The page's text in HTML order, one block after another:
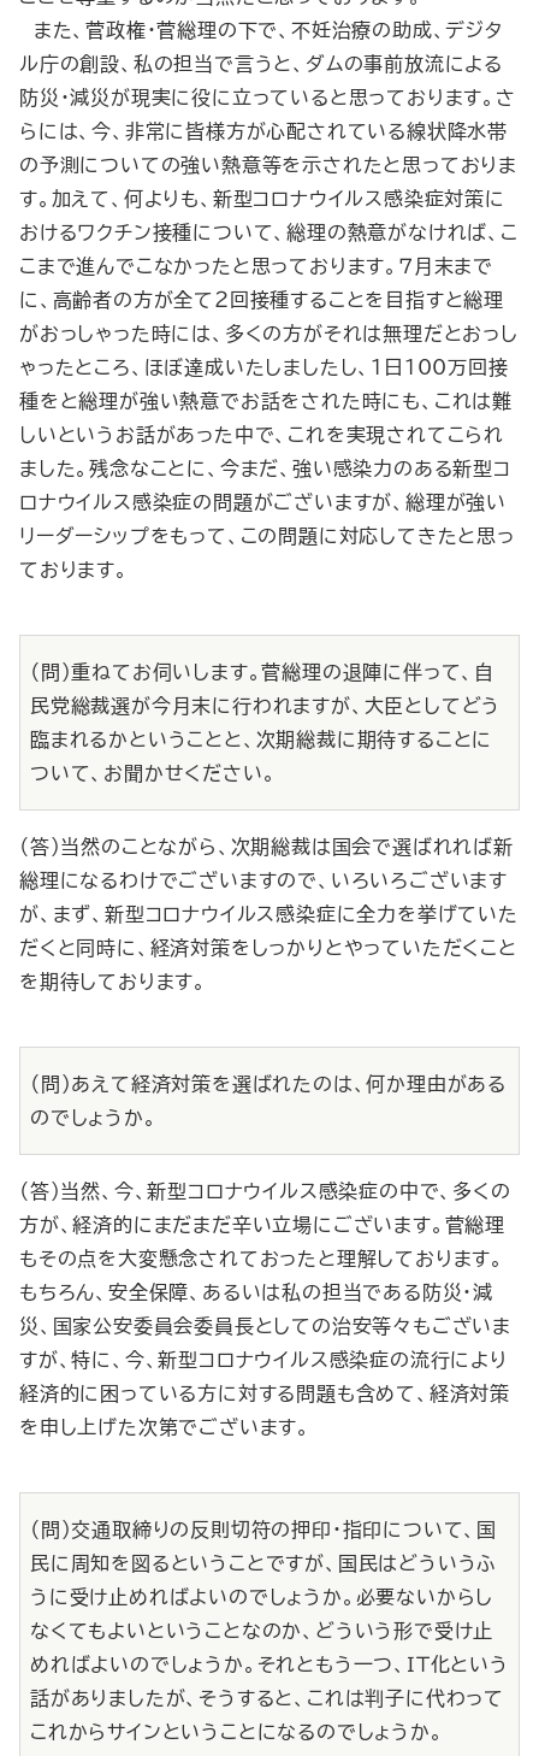
また、菅政権・菅総理の下で、不妊治療の助成、デジタ
ル庁の創設、私の担当で言うと、ダムの事前放流による
防災・減災が現実に役に立っていると思っております。さ
らには、今、非常に皆様方が心配されている線状降水帯
の予測についての強い熱意等を示されたと思っておりま
す。加えて、何よりも、新型コロナウイルス感染症対策に
おけるワクチン接種について、総理の熱意がなければ、こ
こまで進んでこなかったと思っております。７月末まで
に、高齢者の方が全て２回接種することを目指すと総理
がおっしゃった時には、多くの方がそれは無理だとおっし
ゃったところ、ほぼ達成いたしましたし、１日100万回接
種をと総理が強い熱意でお話をされた時にも、これは難
しいというお話があった中で、これを実現されてこられ
ました。残念なことに、今まだ、強い感染力のある新型コ
ロナウイルス感染症の問題がございますが、総理が強い
リーダーシップをもって、この問題に対応してきたと思っ
ております。
（問）重ねてお伺いします。菅総理の退陣に伴って、自
民党総裁選が今月末に行われますが、大臣としてどう
臨まれるかということと、次期総裁に期待することに
ついて、お聞かせください。
（答）当然のことながら、次期総裁は国会で選ばれれば新
総理になるわけでございますので、いろいろございます
が、まず、新型コロナウイルス感染症に全力を挙げていた
だくと同時に、経済対策をしっかりとやっていただくこと
を期待しております。
（問）あえて経済対策を選ばれたのは、何か理由がある
のでしょうか。
（答）当然、今、新型コロナウイルス感染症の中で、多くの
方が、経済的にまだまだ辛い立場にございます。菅総理
もその点を大変懸念されておったと理解しております。
もちろん、安全保障、あるいは私の担当である防災・減
災、国家公安委員会委員長としての治安等々もございま
すが、特に、今、新型コロナウイルス感染症の流行により
経済的に困っている方に対する問題も含めて、経済対策
を申し上げた次第でございます。
（問）交通取締りの反則切符の押印・指印について、国
民に周知を図るということですが、国民はどういうふ
うに受け止めればよいのでしょうか。必要ないからし
なくてもよいということなのか、どういう形で受け止
めればよいのでしょうか。それともう一つ、ＩＴ化という
話がありましたが、そうすると、これは判子に代わって
これからサインということになるのでしょうか。